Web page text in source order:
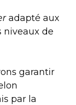
adapté aux
niveaux de
garantir
par la